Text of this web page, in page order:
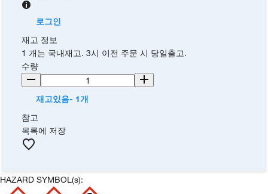
로그인
재고 정보
1 개는 국내재고. 3시 이전 주문 시 당일출고.
수량
재고있음- 1개
참고
목록에 저장
HAZARD SYMBOL(s):